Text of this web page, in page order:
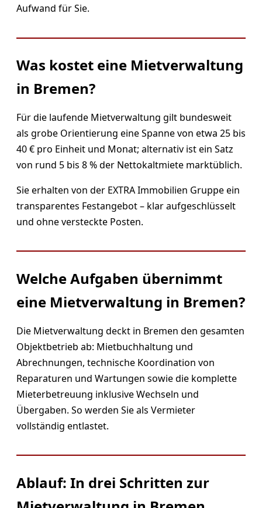
Aufwand für Sie.
Was kostet eine Mietverwaltung
in Bremen?
Für die laufende Mietverwaltung gilt bundesweit
als grobe Orientierung eine Spanne von etwa 25 bis
40 € pro Einheit und Monat; alternativ ist ein Satz
von rund 5 bis 8 % der Nettokaltmiete marktüblich.
Sie erhalten von der EXTRA Immobilien Gruppe ein
transparentes Festangebot – klar aufgeschlüsselt
und ohne versteckte Posten.
Welche Aufgaben übernimmt
eine Mietverwaltung in Bremen?
Die Mietverwaltung deckt in Bremen den gesamten
Objektbetrieb ab: Mietbuchhaltung und
Abrechnungen, technische Koordination von
Reparaturen und Wartungen sowie die komplette
Mieterbetreuung inklusive Wechseln und
Übergaben. So werden Sie als Vermieter
vollständig entlastet.
Ablauf: In drei Schritten zur